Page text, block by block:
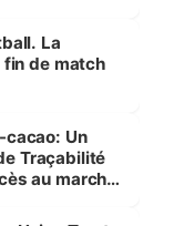
La
fin de match
cacao: Un
Traçabilité
au marché